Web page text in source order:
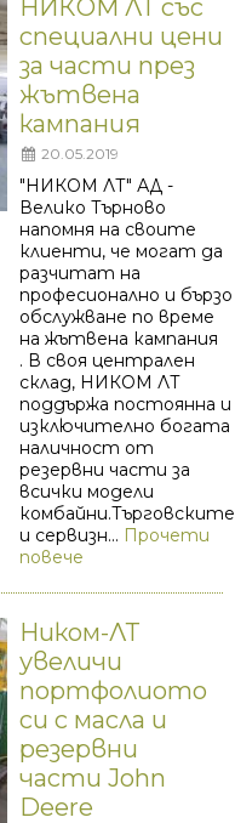
НИКОМ ЛТ със
специални цени
за части през
жътвена
кампания
20.05.2019
"НИКОМ ЛТ" АД -
Велико Търново
напомня на своите
клиенти, че могат да
разчитат на
професионално и бързо
обслужване по време
на жътвена кампания
. В своя централен
склад, НИКОМ ЛТ
поддържа постоянна и
изключително богата
наличност от
резервни части за
всички модели
комбайни.Търговските
и сервизн... Прочети
повече
Ником-ЛТ
увеличи
портфолиото
си с масла и
резервни
части John
Deere